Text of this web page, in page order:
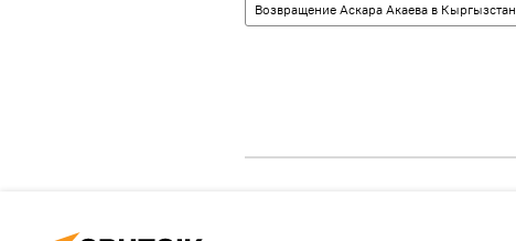
Возвращение Аскара Акаева в Кыргызстан